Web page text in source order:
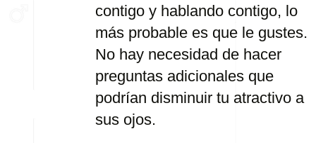
contigo y hablando contigo, lo
más probable es que le gustes.
No hay necesidad de hacer
preguntas adicionales que
podrían disminuir tu atractivo a
sus ojos.